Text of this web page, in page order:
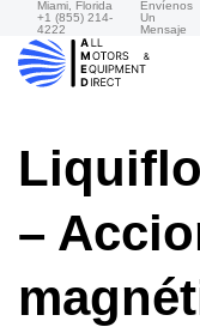
Miami, Florida
+1 (855) 214-
4222
Envíenos
Un
Mensaje
–